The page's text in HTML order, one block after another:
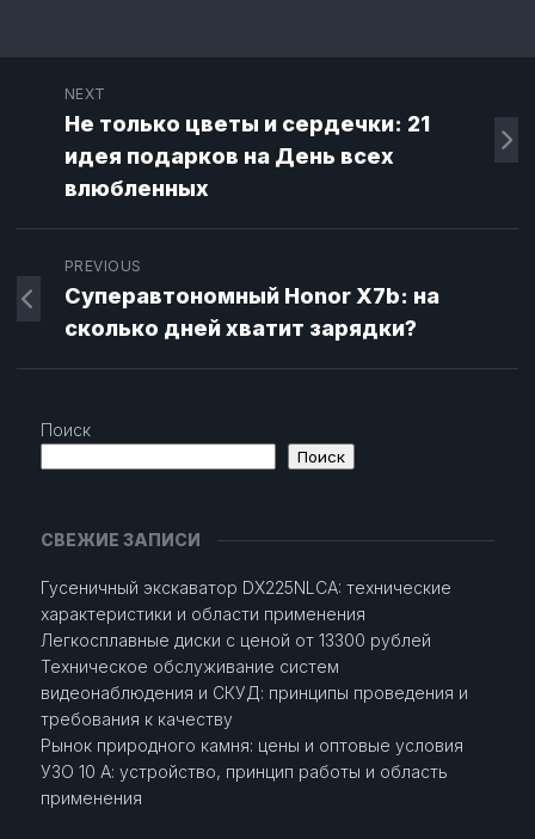
NEXT
Не только цветы и сердечки: 21
идея подарков на День всех
влюбленных
PREVIOUS
Суперавтономный Honor X7b: на
сколько дней хватит зарядки?
Поиск
Поиск
СВЕЖИЕ ЗАПИСИ
Гусеничный экскаватор DX225NLCA: технические
характеристики и области применения
Легкосплавные диски с ценой от 13300 рублей
Техническое обслуживание систем
видеонаблюдения и СКУД: принципы проведения и
требования к качеству
Рынок природного камня: цены и оптовые условия
УЗО 10 А: устройство, принцип работы и область
применения